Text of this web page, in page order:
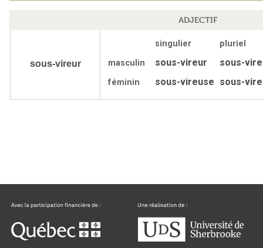
ADJECTIF
sous-vireur
singulier
pluriel
masculin
sous-vireur sous-
féminin sous-vireuse sous-